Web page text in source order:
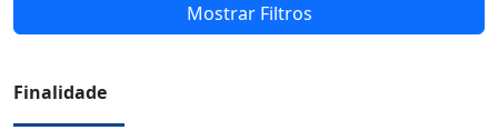
Mostrar Filtros
Finalidade